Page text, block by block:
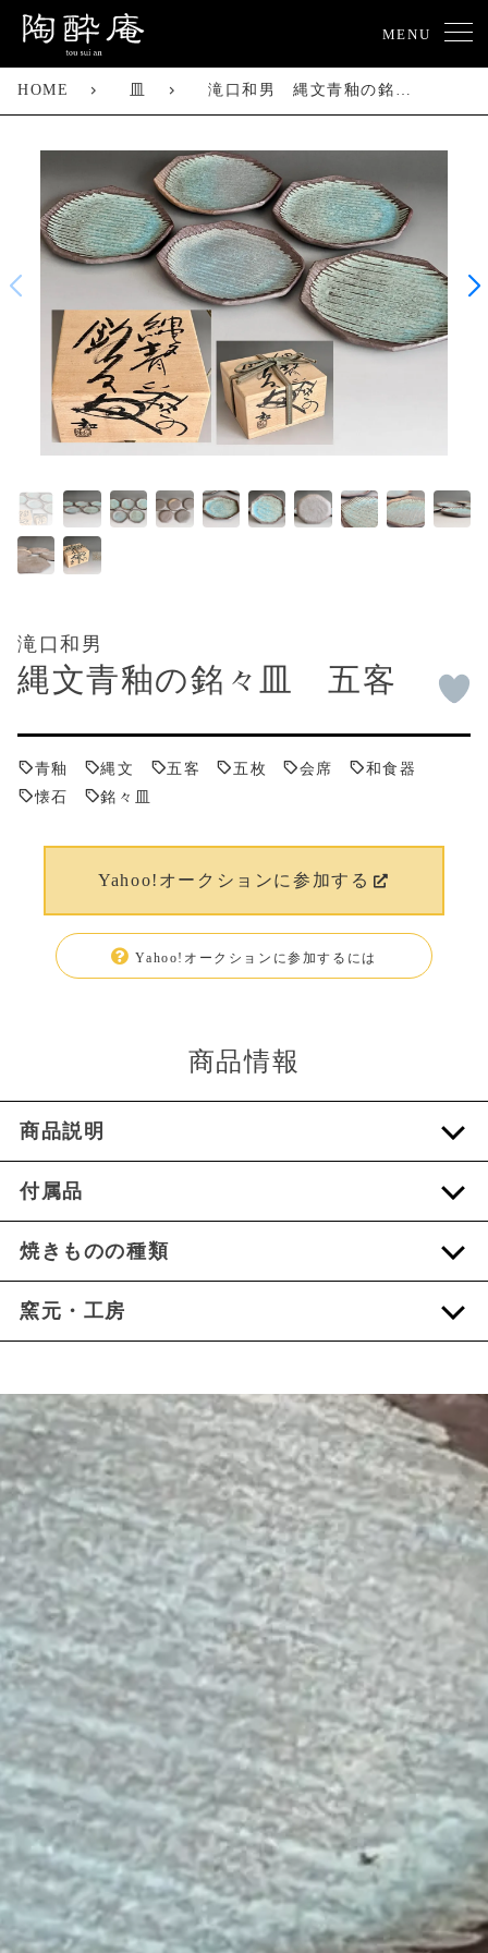
MENU
HOME 滝口和男 縄文青釉の銘々皿 五客 五枚 懐石 会席 和食器
滝口和男
縄文青釉の銘々皿 五客
青釉 縄文 五客 五枚 会席
和食器
懐石
銘々皿
Yahoo!オークションに参加する
Yahoo!オークションに参加するには
商品情報
商品説明
付属品
焼きものの種類
窯元・工房